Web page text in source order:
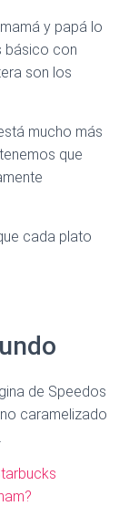
y papá lo
básico con
son los
mucho más
que
cada plato
de Speedos
caramelizado